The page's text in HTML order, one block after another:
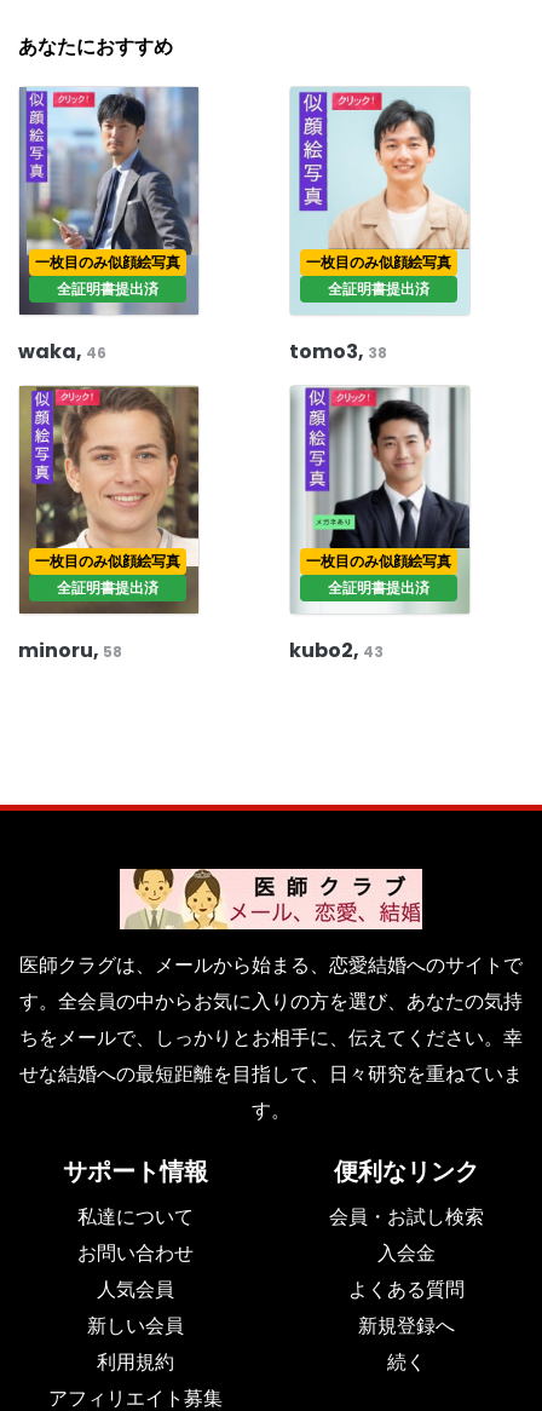
あなたにおすすめ
一枚目のみ似顔絵写真
全証明書提出済
waka, 46
一枚目のみ似顔絵写真
全証明書提出済
tomo3, 38
一枚目のみ似顔絵写真
全証明書提出済
minoru, 58
一枚目のみ似顔絵写真
全証明書提出済
kubo2, 43
医師クラグは、メールから始まる、恋愛結婚へのサイトで
す。全会員の中からお気に入りの方を選び、あなたの気持
ちをメールで、しっかりとお相手に、伝えてください。幸
せな結婚への最短距離を目指して、日々研究を重ねていま
す。
サポート情報
私達について
お問い合わせ
人気会員
新しい会員
利用規約
アフィリエイト募集
便利なリンク
会員・お試し検索
入会金
よくある質問
新規登録へ
続く